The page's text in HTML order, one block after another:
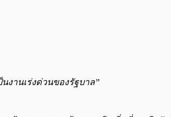
งานเร่งด่วนของรัฐบาล”